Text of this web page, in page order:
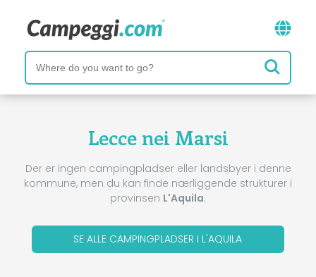
Lecce nei Marsi
Der er ingen campingpladser eller landsbyer i denne
kommune, men du kan finde nærliggende strukturer i
provinsen L'Aquila.
SE ALLE CAMPINGPLADSER I L'AQUILA